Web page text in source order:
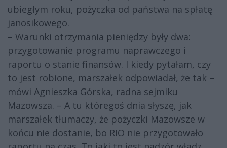
ubiegłym roku, pożyczka od państwa na spłatę
janosikowego.
– Warunki otrzymania pieniędzy były dwa:
przygotowanie programu naprawczego i
raportu o stanie finansów. I kiedy pytałam, czy
to jest robione, marszałek odpowiadał, że tak –
mówi Agnieszka Górska, radna sejmiku
Mazowsza. – A tu któregoś dnia słyszę, jak
marszałek tłumaczy, że pożyczki Mazowsze w
końcu nie dostanie, bo RIO nie przygotowało